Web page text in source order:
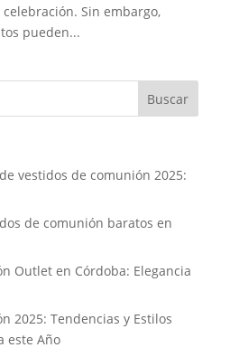
Sin embargo,
pueden...
vestidos de comunión 2025:
de comunión baratos en
Outlet en Córdoba: Elegancia
2025: Tendencias y Estilos
este Año